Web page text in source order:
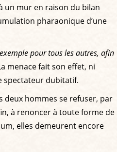
un mur en raison du bilan
pharaonique d’une
pour tous les autres, afin
menace fait son effet, ni
spectateur dubitatif.
deux hommes se refuser, par
à renoncer à toute forme de
elles demeurent encore